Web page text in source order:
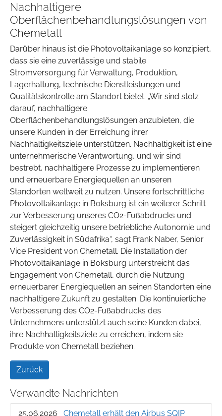
Nachhaltigere
Oberflächenbehandlungslösungen von
Chemetall
Darüber hinaus ist die Photovoltaikanlage so konzipiert,
dass sie eine zuverlässige und stabile
Stromversorgung für Verwaltung, Produktion,
Lagerhaltung, technische Dienstleistungen und
Qualitätskontrolle am Standort bietet. „Wir sind stolz
darauf, nachhaltigere
Oberflächenbehandlungslösungen anzubieten, die
unsere Kunden in der Erreichung ihrer
Nachhaltigkeitsziele unterstützen. Nachhaltigkeit ist eine
unternehmerische Verantwortung, und wir sind
bestrebt, nachhaltigere Prozesse zu implementieren
und erneuerbare Energiequellen an unseren
Standorten weltweit zu nutzen. Unsere fortschrittliche
Photovoltaikanlage in Boksburg ist ein weiterer Schritt
zur Verbesserung unseres CO2-Fußabdrucks und
steigert gleichzeitig unsere betriebliche Autonomie und
Zuverlässigkeit in Südafrika“, sagt Frank Naber, Senior
Vice President von Chemetall. Die Installation der
Photovoltaikanlage in Boksburg unterstreicht das
Engagement von Chemetall, durch die Nutzung
erneuerbarer Energiequellen an seinen Standorten eine
nachhaltigere Zukunft zu gestalten. Die kontinuierliche
Verbesserung des CO2-Fußabdrucks des
Unternehmens unterstützt auch seine Kunden dabei,
ihre Nachhaltigkeitsziele zu erreichen, indem sie
Produkte von Chemetall beziehen.
Zurück
Verwandte Nachrichten
25.06.2026 Chemetall erhält den Airbus SQIP